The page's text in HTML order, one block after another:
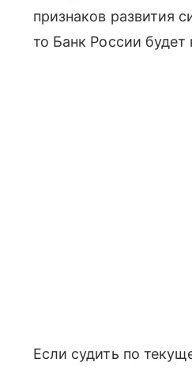
признаков развития
то Банк России
Если судить по